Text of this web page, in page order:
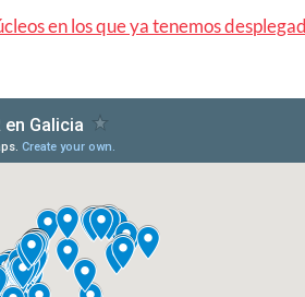
en los que ya tenemos